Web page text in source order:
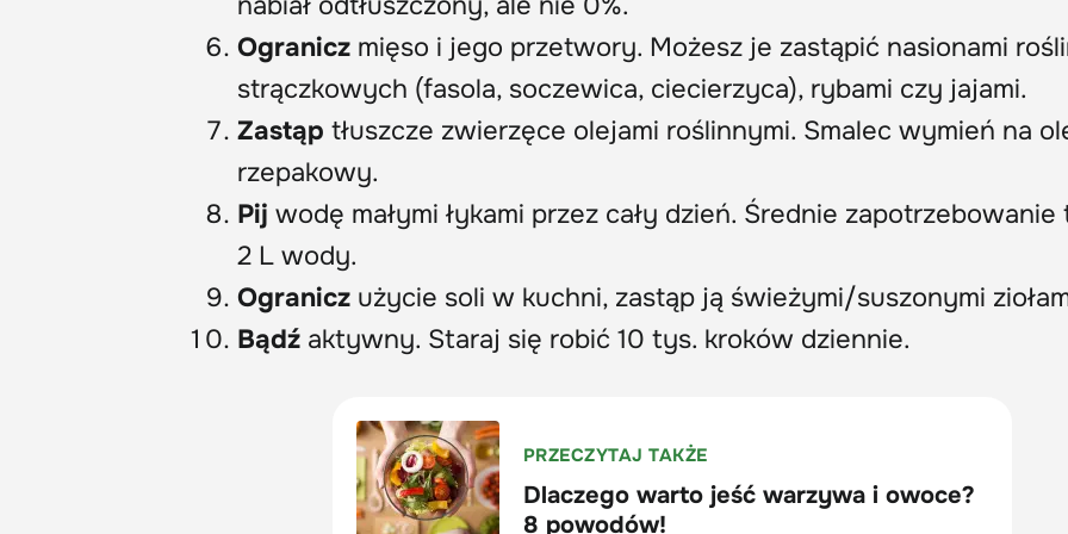
Ogranicz mięso i jego przetwory. Możesz je zastąpić nasionami
strączkowych (fasola, soczewica, ciecierzyca), rybami czy jajami.
Zastąp tłuszcze zwierzęce olejami roślinnymi. Smalec wymień na
rzepakowy.
Pij wodę małymi łykami przez cały dzień. Średnie zapotrzebowanie
2 L wody.
Ogranicz użycie soli w kuchni, zastąp ją świeżymi/suszonymi
Bądź aktywny. Staraj się robić 10 tys. kroków dziennie.